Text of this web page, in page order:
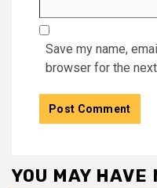
Save my name,
browser for the
YOU MAY HAVE